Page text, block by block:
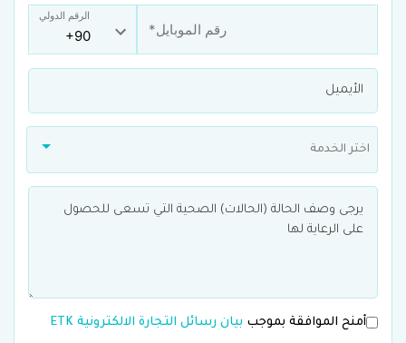
الرقم الدولي
اختر الخدمة
أمنح الموافقة بموجب بيان رسائل التجارة الالكترونية ETK